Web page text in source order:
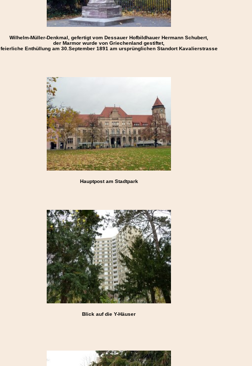
Wilhelm-Müller-Denkmal, gefertigt vom Dessauer Hofbildhauer Hermann Schubert,
der Marmor wurde von Griechenland gestiftet,
feierliche Enthüllung am 30.September 1891 am ursprünglichen Standort Kavalierstrasse
Hauptpost am Stadtpark
Blick auf die Y-Häuser